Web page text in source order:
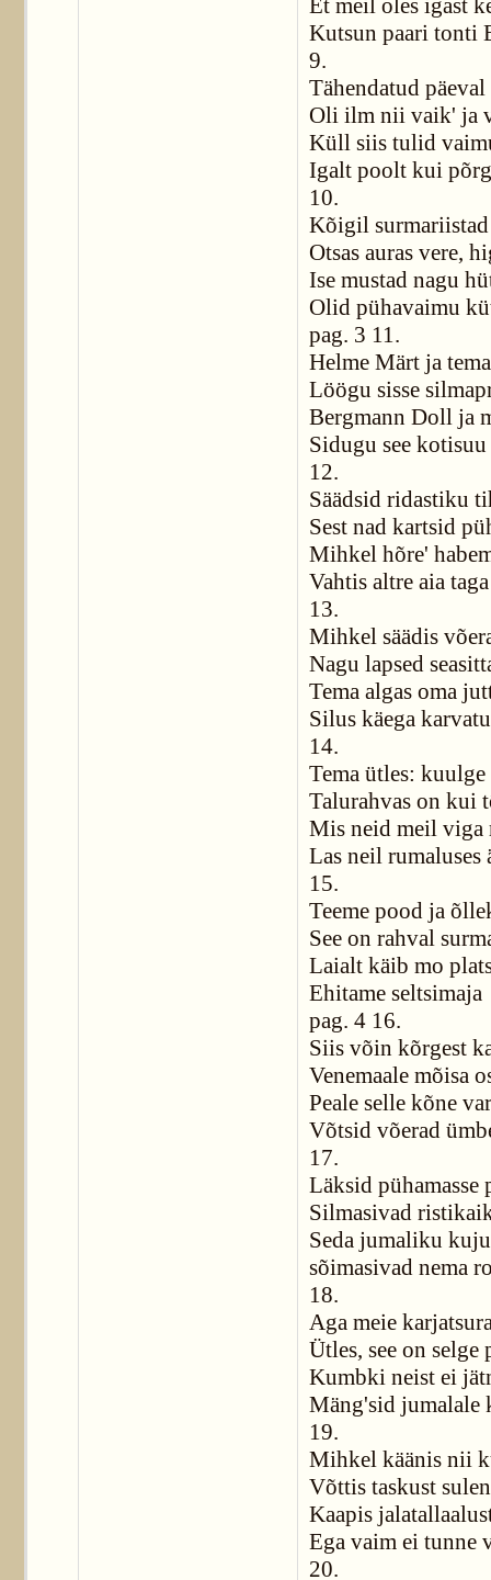
Et meil oles igast
Kutsun paari tonti
9.
Tähendatud päeval
Oli ilm nii vaik' ja
Küll siis tulid
Igalt poolt kui
10.
Kõigil
Otsas auras vere,
Ise mustad nagu
Olid pühavaimu
pag. 3 11.
Helme Märt ja
Löögu sisse
Bergmann Doll ja
Sidugu see kotisuu
12.
Säädsid ridastiku
Sest nad kartsid
Mihkel hõre'
Vahtis altre aia taga
13.
Mihkel säädis
Nagu lapsed
Tema algas oma
Silus käega
14.
Tema ütles: kuulge
Talurahvas on kui
Mis neid meil viga
Las neil rumaluses
15.
Teeme pood ja
See on rahval
Laialt käib mo
Ehitame seltsimaja
pag. 4 16.
Siis võin kõrgest
Venemaale mõisa
Peale selle kõne
Võtsid võerad
17.
Läksid pühamasse
Silmasivad
Seda jumaliku kuju
sõimasivad nema
18.
Aga meie
Ütles, see on selge
Kumbki neist ei
Mäng'sid jumalale
19.
Mihkel käänis nii
Võttis taskust
Kaapis
Ega vaim ei tunne
20.